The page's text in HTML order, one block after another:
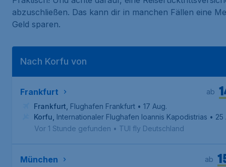
abzuschließen. Das kann dir in manchen Fällen eine
Geld sparen.
Nach Korfu von
Frankfurt
ab
Frankfurt Flughafen Frankfurt • 17 Aug.
Korfu Internationaler Flughafen Ioannis Kapodistrias • 25
Vor 1 Stunde gefunden • TUI fly Deutschland
München
ab